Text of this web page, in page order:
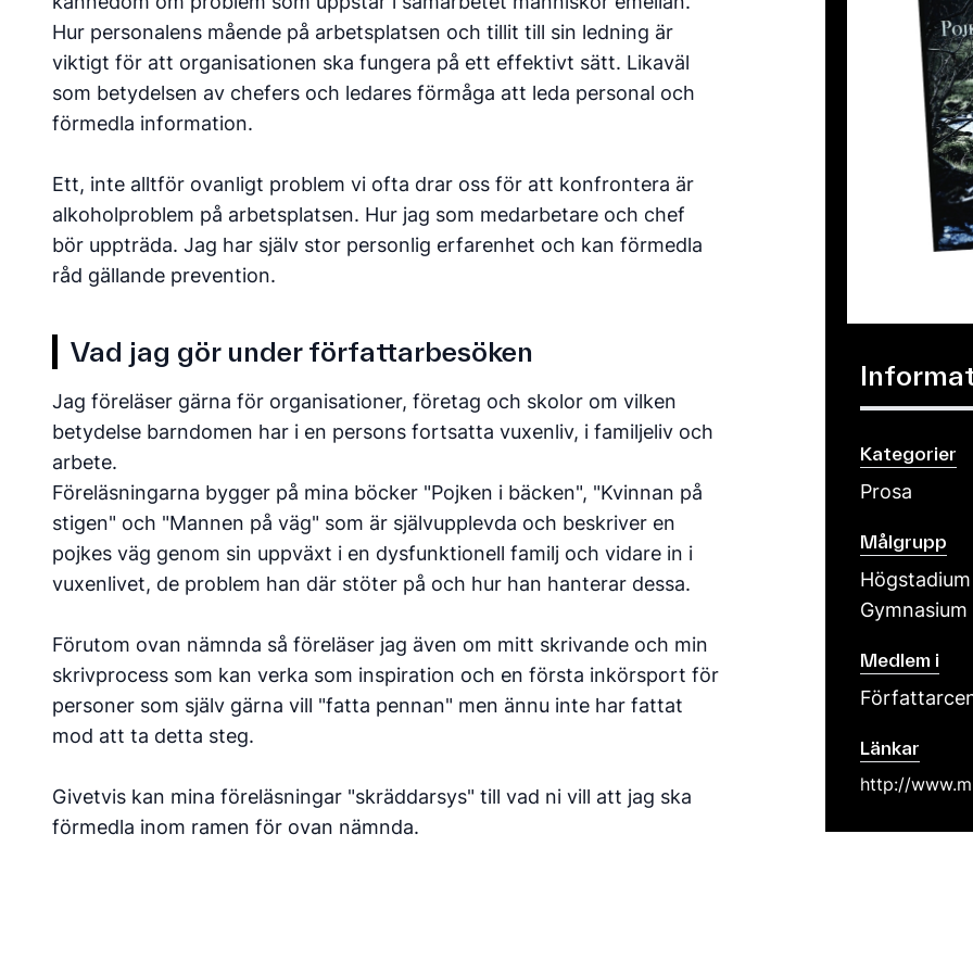
Hur personalens mående på arbetsplatsen och tillit till sin ledning är
viktigt för att organisationen ska fungera på ett effektivt sätt. Likaväl
som betydelsen av chefers och ledares förmåga att leda personal och
förmedla information.
Ett, inte alltför ovanligt problem vi ofta drar oss för att konfrontera är
alkoholproblem på arbetsplatsen. Hur jag som medarbetare och chef
bör uppträda. Jag har själv stor personlig erfarenhet och kan förmedla
råd gällande prevention.
Vad jag gör under författarbesöken
Jag föreläser gärna för organisationer, företag och skolor om vilken
betydelse barndomen har i en persons fortsatta vuxenliv, i familjeliv och
arbete.
Föreläsningarna bygger på mina böcker "Pojken i bäcken", "Kvinnan på
stigen" och "Mannen på väg" som är självupplevda och beskriver en
pojkes väg genom sin uppväxt i en dysfunktionell familj och vidare in i
vuxenlivet, de problem han där stöter på och hur han hanterar dessa.
Förutom ovan nämnda så föreläser jag även om mitt skrivande och min
skrivprocess som kan verka som inspiration och en första inkörsport för
personer som själv gärna vill "fatta pennan" men ännu inte har fattat
mod att ta detta steg.
Givetvis kan mina föreläsningar "skräddarsys" till vad ni vill att jag ska
förmedla inom ramen för ovan nämnda.
Kategorier
Prosa
Målgrupp
Högstadium
Gymnasium
Medlem i
Länkar
http://